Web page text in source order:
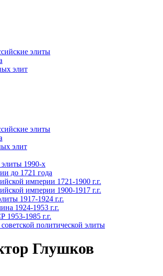
элиты
элит
элиты
элит
1990-х
до 1721 года
империи 1721-1900 г.г.
империи 1900-1917 г.г.
1917-1924 г.г.
1924-1953 г.г.
1985 г.г.
политической элиты
Глушков